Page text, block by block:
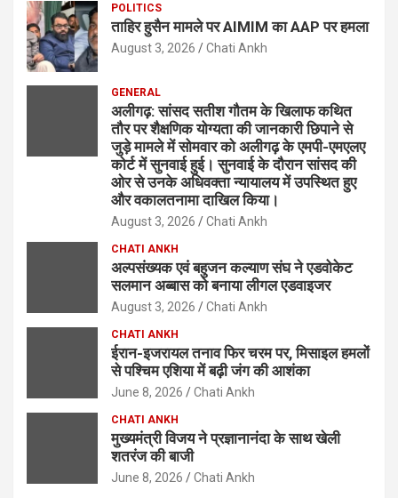
POLITICS
ताहिर हुसैन मामले पर AIMIM का AAP पर हमला
August 3, 2026 Chati Ankh
GENERAL
अलीगढ़: सांसद सतीश गौतम के खिलाफ कथित
तौर पर शैक्षणिक योग्यता की जानकारी छिपाने से
जुड़े मामले में सोमवार को अलीगढ़ के एमपी-एमएलए
कोर्ट में सुनवाई हुई। सुनवाई के दौरान सांसद की
ओर से उनके अधिवक्ता न्यायालय में उपस्थित हुए
और वकालतनामा दाखिल किया।
August 3, 2026 Chati Ankh
CHATI ANKH
अल्पसंख्यक एवं बहुजन कल्याण संघ ने एडवोकेट
सलमान अब्बास को बनाया लीगल एडवाइजर
August 3, 2026 Chati Ankh
CHATI ANKH
ईरान-इजरायल तनाव फिर चरम पर, मिसाइल हमलों
से पश्चिम एशिया में बढ़ी जंग की आशंका
June 8, 2026 Chati Ankh
CHATI ANKH
मुख्यमंत्री विजय ने प्रज्ञानानंदा के साथ खेली
शतरंज की बाजी
June 8, 2026 Chati Ankh